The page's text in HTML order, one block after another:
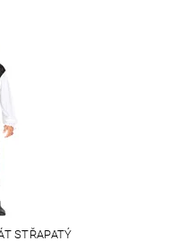
STŘAPATÝ